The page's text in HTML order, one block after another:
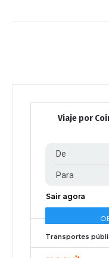
Viaje por
Transportes